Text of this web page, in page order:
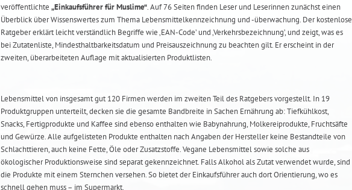
veröffentlichte „Einkaufsführer für Muslime“. Auf 76 Seiten finden Leser und Leserinnen zunächst einen
Überblick über Wissenswertes zum Thema Lebensmittelkennzeichnung und -überwachung. Der kostenlose
Ratgeber erklärt leicht verständlich Begriffe wie ‚EAN-Code’ und ‚Verkehrsbezeichnung’, und zeigt, was es
bei Zutatenliste, Mindesthaltbarkeitsdatum und Preisauszeichnung zu beachten gilt. Er erscheint in der
zweiten, überarbeiteten Auflage mit aktualisierten Produktlisten.
Lebensmittel von insgesamt gut 120 Firmen werden im zweiten Teil des Ratgebers vorgestellt. In 19
Produktgruppen unterteilt, decken sie die gesamte Bandbreite in Sachen Ernährung ab: Tiefkühlkost,
Snacks, Fertigprodukte und Kaffee sind ebenso enthalten wie Babynahrung, Molkereiprodukte, Fruchtsäfte
und Gewürze. Alle aufgelisteten Produkte enthalten nach Angaben der Hersteller keine Bestandteile von
Schlachttieren, auch keine Fette, Öle oder Zusatzstoffe. Vegane Lebensmittel sowie solche aus
ökologischer Produktionsweise sind separat gekennzeichnet. Falls Alkohol als Zutat verwendet wurde, sind
die Produkte mit einem Sternchen versehen. So bietet der Einkaufsführer auch dort Orientierung, wo es
schnell gehen muss – im Supermarkt.